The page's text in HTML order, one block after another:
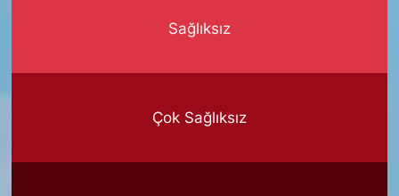
Sağlıksız
Çok Sağlıksız